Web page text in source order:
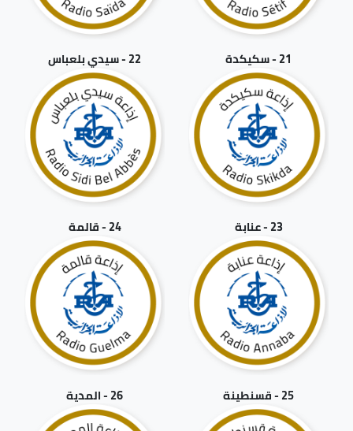
21 - سكيكدة 22 - سيدي بلعباس
23 - عنابة 24 - قالمة
25 - قسنطينة 26 - المدية